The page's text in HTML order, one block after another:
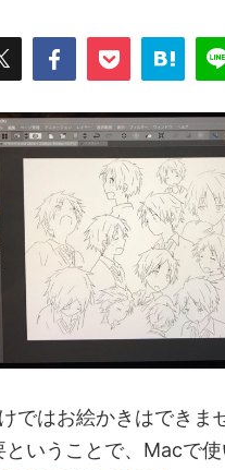
ではお絵かきはできま
ということで、Macで